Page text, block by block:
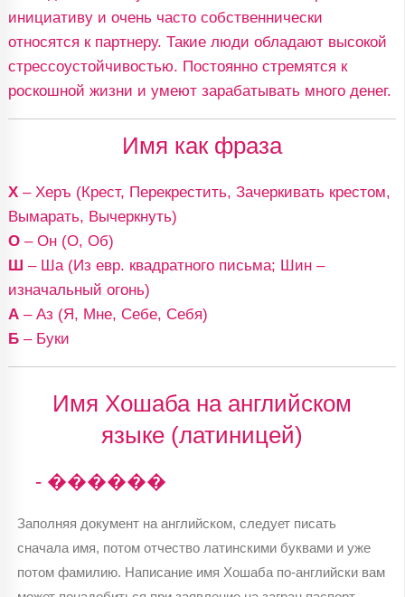
инициативу и очень часто собственнически
относятся к партнеру. Такие люди обладают высокой
стрессоустойчивостью. Постоянно стремятся к
роскошной жизни и умеют зарабатывать много денег.
Имя как фраза
Х– Херъ (Крест, Перекрестить, Зачеркивать крестом,
Вымарать, Вычеркнуть)
О– Он (О, Об)
Ш – Ша (Из евр. квадратного письма; Шин –
изначальный огонь)
А– Аз (Я, Мне, Себе, Себя)
Б– Буки
Имя Хошаба на английском
языке (латиницей)
- ������
Заполняя документ на английском, следует писать
сначала имя, потом отчество латинскими буквами и уже
потом фамилию. Написание имя Хошаба по-английски вам